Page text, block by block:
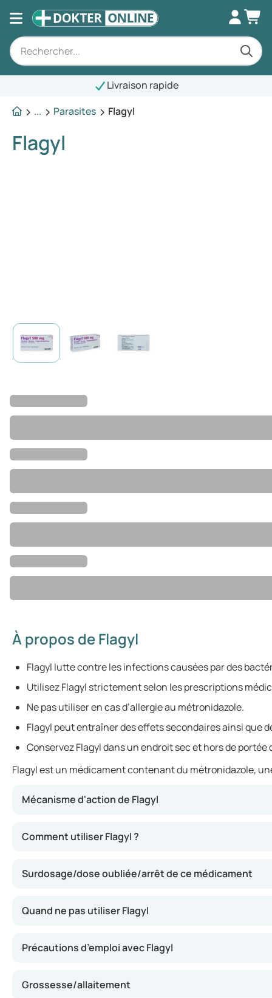
Livraison rapide
...
Parasites Flagyl
Flagyl
À propos de Flagyl
Flagyl lutte contre les infections causées par des
Utilisez Flagyl strictement selon les prescriptions
Ne pas utiliser en cas d’allergie au métronidazole.
Flagyl peut entraîner des effets secondaires ainsi que
Conservez Flagyl dans un endroit sec et hors de portée
Flagyl est un médicament contenant du métronidazole,
Mécanisme d'action de Flagyl
Comment utiliser Flagyl ?
Surdosage/dose oubliée/arrêt de ce médicament
Quand ne pas utiliser Flagyl
Précautions d’emploi avec Flagyl
Grossesse/allaitement